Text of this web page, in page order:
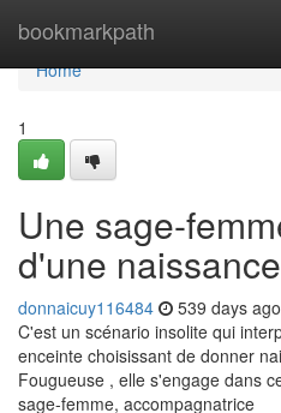
bookmarkpath
Home
Home
1
Une sage-
d'une
donnaicuy116484 539 days ago
C'est un scénario insolite qui
enceinte choisissant de donner
Fougueuse , elle s'engage dans
sage-femme, accompagnatrice